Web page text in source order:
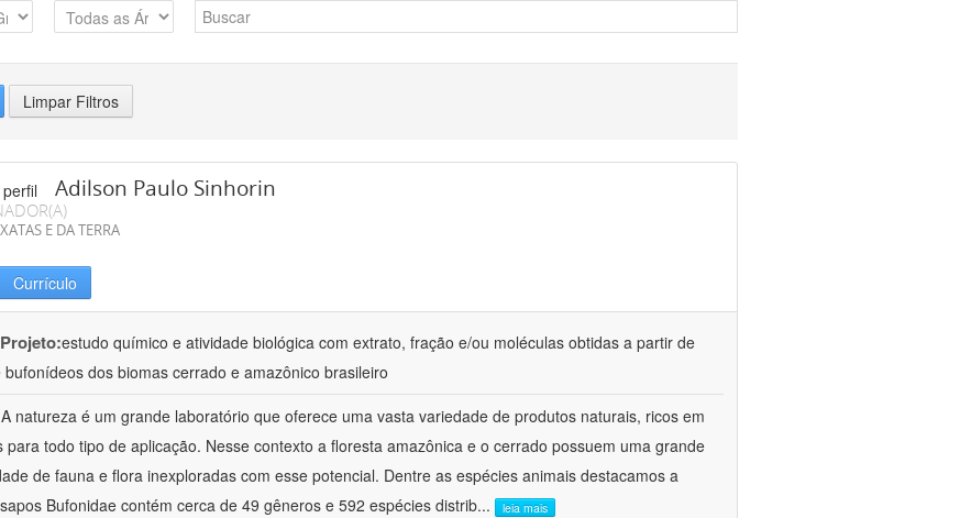
Limpar Filtros
Adilson Paulo Sinhorin
E DA TERRA
Currículo
estudo químico e atividade biológica com extrato, fração e/ou moléculas obtidas a partir de
bufonídeos dos biomas cerrado e amazônico brasileiro
A natureza é um grande laboratório que oferece uma vasta variedade de produtos naturais, ricos em
para todo tipo de aplicação. Nesse contexto a floresta amazônica e o cerrado possuem uma grande
de fauna e flora inexploradas com esse potencial. Dentre as espécies animais destacamos a
Bufonidae contém cerca de 49 gêneros e 592 espécies distrib... leia mais